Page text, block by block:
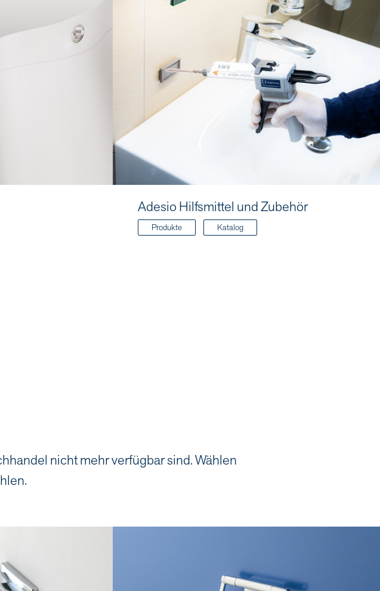
Adesio Hilfsmittel und Zubehör
Produkte Katalog
nicht mehr verfügbar sind. Wählen